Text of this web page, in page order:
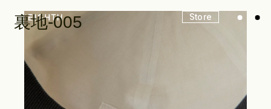
Store
裏地-005